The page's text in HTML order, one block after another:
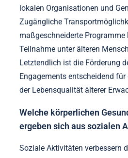
lokalen Organisationen und
Zugängliche
maßgeschneiderte Programme
Teilnahme unter älteren
Letztendlich ist die Förderung
Engagements entscheidend für
der Lebensqualität älterer
Welche körperlichen
ergeben sich aus sozialen
Soziale Aktivitäten verbessern